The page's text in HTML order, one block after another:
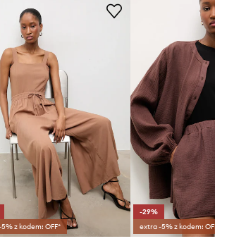
z kodem: OFF*
-29%
extra -5% z kodem: OFF*